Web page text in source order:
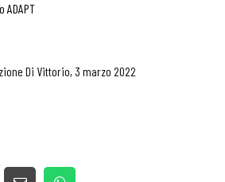
ADAPT
Di Vittorio, 3 marzo 2022